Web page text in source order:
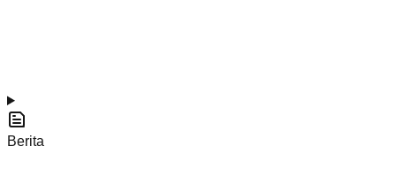
Berita